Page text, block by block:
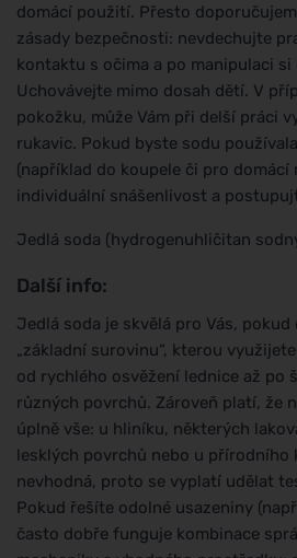
domácí použití. Přesto
zásady bezpečnosti: nevdechujte
kontaktu s očima a po manipulaci si
Uchovávejte mimo dosah dětí. V
pokožku, může Vám při delší práci
rukavic. Pokud byste sodu
(například do koupele či pro
individuální snášenlivost a
Jedlá soda (hydrogenuhličitan
Další info:
Jedlá soda je skvělá pro Vás,
„základní surovinu“, kterou
od rychlého osvěžení lednice až po
různých povrchů. Zároveň platí, že
úplně vše: u hliníku, některých
lesklých povrchů nebo u přírodního
nevhodná, proto se vyplatí udělat
Pokud řešíte odolné usazeniny
často dobře funguje kombinace